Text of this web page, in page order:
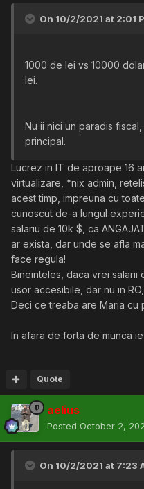
On 10/2/2021 at 2:01
1000 de lei vs 10000
lei.
Nu ii nici un paradis
principal.
Lucrez in IT de aproape 16
virtualizare, *nix admin,
acest timp, impreuna cu
cunoscut de-a lungul
salariu de 10k $, ca
ar exista, dar unde se afla
face regula!
Bineinteles, daca vrei salarii
usor accesibile, dar nu in
Deci ce treaba are Maria cu
In afara de forta de munca
Quote
aelius
Posted October 2,
On 10/2/2021 at 7:23